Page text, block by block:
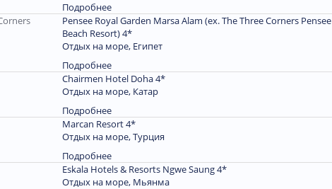
Подробнее
Pensee Royal Garden Marsa Alam (ex. The Three Corners Pensee
Beach Resort) 4*
Отдых на море, Египет
Подробнее
Chairmen Hotel Doha 4*
Отдых на море, Катар
Подробнее
Marcan Resort 4*
Отдых на море, Турция
Подробнее
Eskala Hotels & Resorts Ngwe Saung 4*
Отдых на море, Мьянма